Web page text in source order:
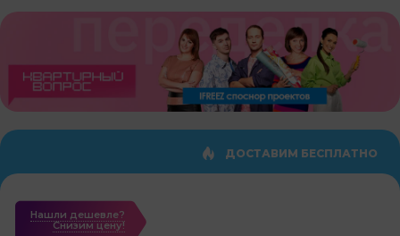
ДОСТАВИМ БЕСПЛАТНО
Нашли дешевле?
Cнизим цену!